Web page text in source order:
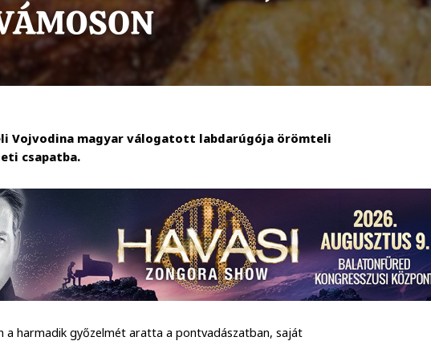
Vojvodina magyar válogatott labdarúgója örömteli
csapatba.
a harmadik győzelmét aratta a pontvadászatban, saját